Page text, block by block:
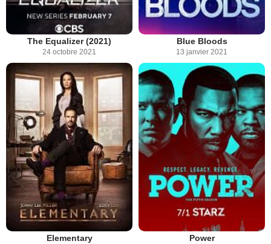
The Equalizer (2021)
24 octobre 2021
Blue Bloods
13 janvier 2021
Elementary Power